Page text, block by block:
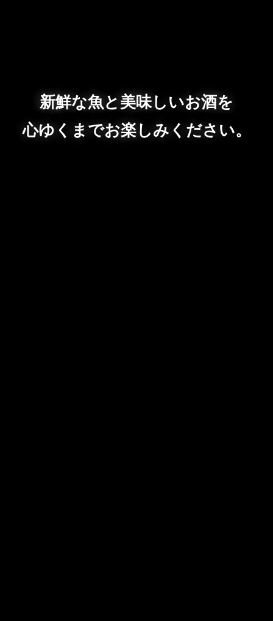
新鮮な魚と美味しいお酒を
心ゆくまでお楽しみください。